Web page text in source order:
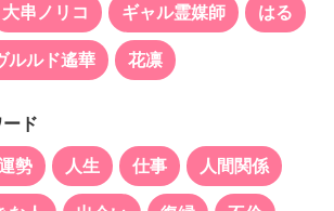
大串ノリコ ギャル霊媒師 はる
ルルド遙華 花凛
ド
勢 人生 仕事 人間関係